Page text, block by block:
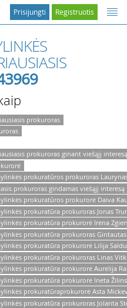
Registruotis
Prisijungti
prokuroras
prokuroras ginant viešąjį interesą
prokuratūros prokuroras
prokuroras gindamas viešąjį interesą
prokuratūros prokurorė Daiva
prokuratūra prokuroras Jonas
prokuratūra prokurorė Irena
prokuratūra prokuroras
prokuratūra prokurorė Lilija
prokuratūra prokuroras Linas
prokuratūra prokurorė Aurelija
prokuratūra prokurorė Ineta
prokuratūraprokurorė Asta
prokuratūra prokuroras Jolanta